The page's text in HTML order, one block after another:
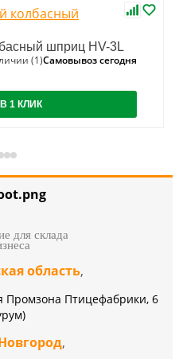
шприц HV-3L
(1)Самовывоз сегодня
1 КЛИК
для склада
область,
Промзона Птицефабрики, 6
,